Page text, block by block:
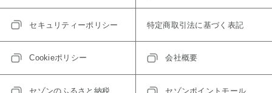
セキュリティーポリシー 特定商取引法に基づく表記
Cookieポリシー 会社概要
セゾンのふるさと納税 セゾンポイントモール